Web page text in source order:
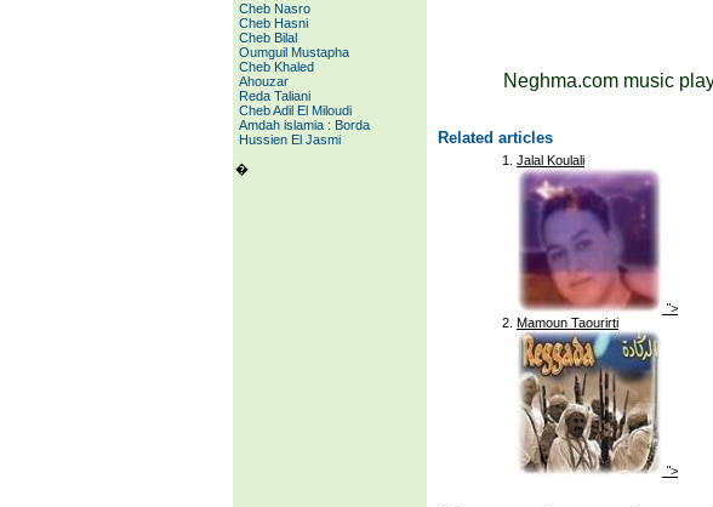
Cheb Nasro
Cheb Hasni
Cheb Bilal
Oumguil Mustapha
Cheb Khaled
Ahouzar
Reda Taliani
Cheb Adil El Miloudi
Amdah islamia : Borda
Hussien El Jasmi
�
Neghma.com music
Related articles
Jalal Koulali
">
Mamoun Taourirti
">